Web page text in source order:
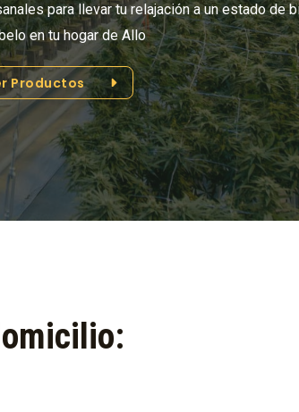
para llevar tu relajación a un estado de
en tu hogar de Allo
Productos